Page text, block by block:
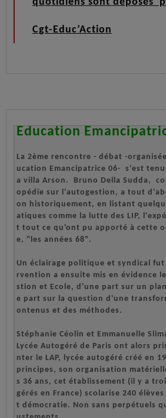
Cgt-Educ’Action
Education
La 2ème rencontre - débat -
ucation Emancipatrice 06-  s'est
a villa Arson.  Bruno Della Sudda,
opédie sur l'autogestion, a tout
on historiquement, en listant
atiques comme la lutte des LIP,
t tout ce qu'ont pu apporté à cette
e, "les années 68".
Un éclairage politique et syndical
rvention a ensuite mis en évidence
stion et Ecole, d'une part sur un
e part sur la question d'une
ontenus et des méthodes.
Stéphanie Céolin et Emmanuelle
Lycée Autogéré de Paris ont alors
nter le LAP, lycée autogéré créé en
principes, son organisation
s 36 ans, cet établissement (il y a
gérés en France) scolarise 240
t démocratie. Non sans perpétuels